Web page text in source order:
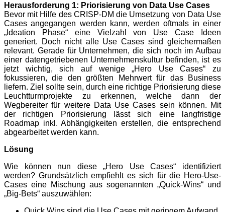
Herausforderung 1: Priorisierung von Data Use Cases
Bevor mit Hilfe des CRISP-DM die Umsetzung von Data Use
Cases angegangen werden kann, werden oftmals in einer
„Ideation Phase“ eine Vielzahl von Use Case Ideen
generiert. Doch nicht alle Use Cases sind gleichermaßen
relevant. Gerade für Unternehmen, die sich noch im Aufbau
einer datengetriebenen Unternehmenskultur befinden, ist es
jetzt wichtig, sich auf wenige „Hero Use Cases“ zu
fokussieren, die den größten Mehrwert für das Business
liefern. Ziel sollte sein, durch eine richtige Priorisierung diese
Leuchtturmprojekte zu erkennen, welche dann der
Wegbereiter für weitere Data Use Cases sein können. Mit
der richtigen Priorisierung lässt sich eine langfristige
Roadmap inkl. Abhängigkeiten erstellen, die entsprechend
abgearbeitet werden kann.
Lösung
Wie können nun diese „Hero Use Cases“ identifiziert
werden? Grundsätzlich empfiehlt es sich für die Hero-Use-
Cases eine Mischung aus sogenannten „Quick-Wins“ und
„Big-Bets“ auszuwählen: